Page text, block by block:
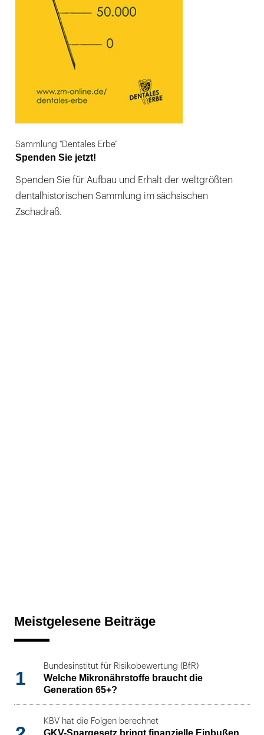
Sammlung "Dentales Erbe"
Spenden Sie jetzt!
Spenden Sie für Aufbau und Erhalt der weltgrößten
dentalhistorischen Sammlung im sächsischen
Zschadraß.
Meistgelesene Beiträge
1
Bundesinstitut für Risikobewertung (BfR)
Welche Mikronährstoffe braucht die
Generation 65+?
KBV hat die Folgen berechnet